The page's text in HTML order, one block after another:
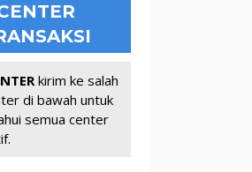
kirim ke salah
di bawah untuk
semua center